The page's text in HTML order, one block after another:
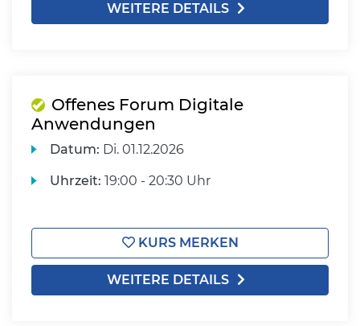
WEITERE DETAILS
Offenes Forum Digitale
Anwendungen
Datum: Di. 01.12.2026
Uhrzeit: 19:00 - 20:30 Uhr
KURS MERKEN
WEITERE DETAILS